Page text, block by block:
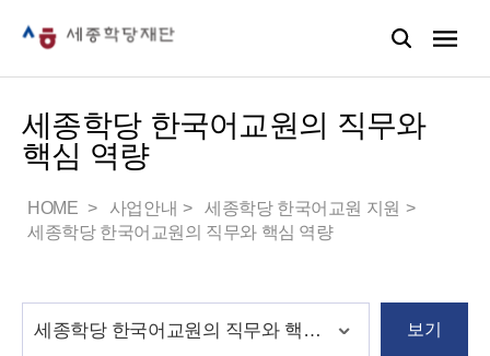
세종학당 한국어교원의 직무와
핵심 역량
HOME 사업안내
세종학당 한국어교원 지원
세종학당 한국어교원의 직무와 핵심 역량
보기